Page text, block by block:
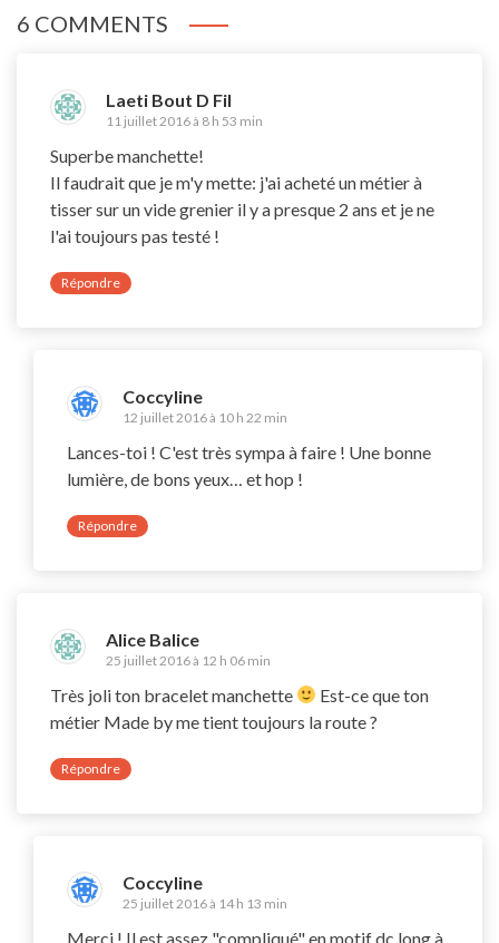
6 COMMENTS
Laeti Bout D Fil
11 juillet 2016 à 8 h 53 min
Superbe manchette!
Il faudrait que je m'y mette: j'ai acheté un métier à
tisser sur un vide grenier il y a presque 2 ans et je ne
l'ai toujours pas testé !
Répondre
Coccyline
12 juillet 2016 à 10 h 22 min
Lances-toi ! C'est très sympa à faire ! Une bonne
lumière, de bons yeux… et hop !
Répondre
Alice Balice
25 juillet 2016 à 12 h 06 min
Très joli ton bracelet manchette
Est-ce que ton
métier Made by me tient toujours la route ?
Répondre
Coccyline
25 juillet 2016 à 14 h 13 min
Merci ! Il est assez "compliqué" en motif dc long à